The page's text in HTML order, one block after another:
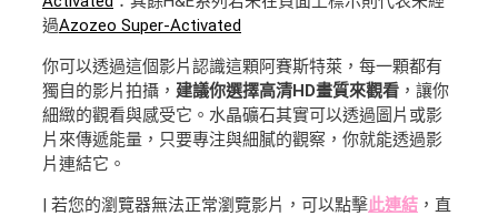
過Azozeo Super-Activated
你可以透過這個影片認識這顆阿賽斯特萊，每一顆都有
獨自的影片拍攝， 建議你選擇高清HD畫質來觀看 ，讓你
細緻的觀看與感受它。水晶礦石其實可以透過圖片或影
片來傳遞能量，只要專注與細膩的觀察，你就能透過影
片連結它。
| 若您的瀏覽器無法正常瀏覽影片，可以點擊此連結 ，直